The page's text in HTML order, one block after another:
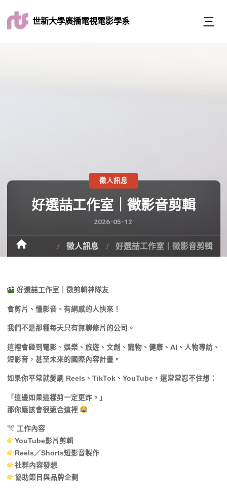
世新大學廣播電視電影學系
好選喆工作室｜徵影音剪輯
2026-05-12
徵人訊息
徵人訊息 好選喆工作室｜徵影音剪輯
好選喆工作室｜徵剪輯神隊友
會剪片、懂影音、有網感的人快來！
我們不是那種每天只有無聊修片的公司。
這裡會碰到電影、娛樂、旅遊、文創、寵物、健康、AI、人物專訪、
短影音，甚至未來的國際內容計畫。
如果你平常就愛刷 Reels、TikTok、YouTube，還常常忍不住想：
「這邊如果這樣剪一定更炸。」
那你應該會很適合這裡
工作內容
YouTube影片剪輯
Reels／Shorts短影音製作
社群內容發想
協助節目與品牌企劃